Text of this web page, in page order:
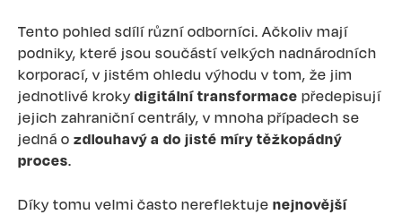
Tento pohled sdílí různí odborníci. Ačkoliv mají
podniky, které jsou součástí velkých nadnárodních
korporací, v jistém ohledu výhodu v tom, že jim
jednotlivé kroky digitální transformace předepisují
jejich zahraniční centrály, v mnoha případech se
jedná o zdlouhavý a do jisté míry těžkopádný
proces.
Díky tomu velmi často nereflektuje nejnovější